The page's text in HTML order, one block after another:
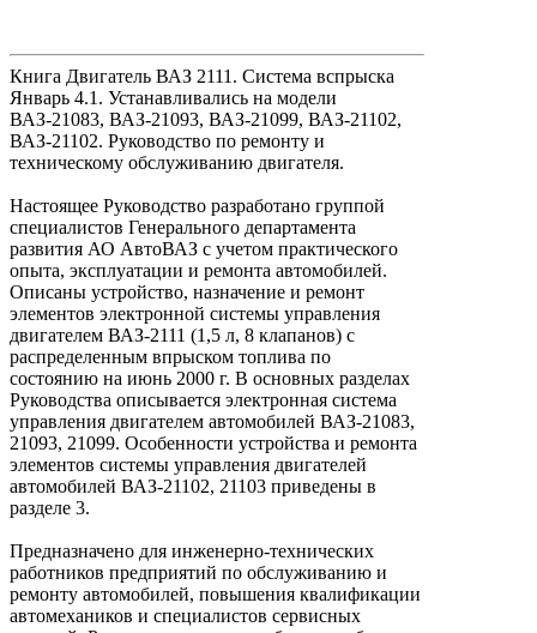
Книга Двигатель ВАЗ 2111. Система вспрыска
Январь 4.1. Устанавливались на модели
ВАЗ-21083, ВАЗ-21093, ВАЗ-21099, ВАЗ-21102,
ВАЗ-21102. Руководство по ремонту и
техническому обслуживанию двигателя.
Настоящее Руководство разработано группой
специалистов Генерального департамента
развития АО АвтоВАЗ с учетом практического
опыта, эксплуатации и ремонта автомобилей.
Описаны устройство, назначение и ремонт
элементов электронной системы управления
двигателем ВАЗ-2111 (1,5 л, 8 клапанов) с
распределенным впрыском топлива по
состоянию на июнь 2000 г. В основных разделах
Руководства описывается электронная система
управления двигателем автомобилей ВАЗ-21083,
21093, 21099. Особенности устройства и ремонта
элементов системы управления двигателей
автомобилей ВАЗ-21102, 21103 приведены в
разделе 3.
Предназначено для инженерно-технических
работников предприятий по обслуживанию и
ремонту автомобилей, повышения квалификации
автомехаников и специалистов сервисных